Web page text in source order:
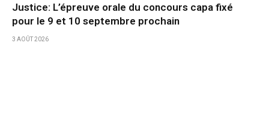
Justice: L’épreuve orale du concours capa fixé
pour le 9 et 10 septembre prochain
3 AOÛT 2026